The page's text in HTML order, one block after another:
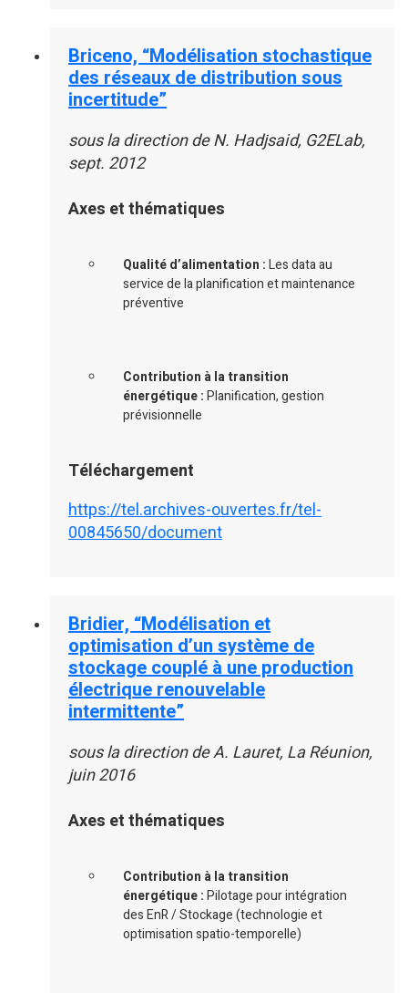
Briceno, “Modélisation stochastique
des réseaux de distribution sous
incertitude”
sous la direction de N. Hadjsaid, G2ELab,
sept. 2012
Axes et thématiques
Qualité d’alimentation :Les data au
service de la planification et maintenance
préventive
Contribution à la transition
énergétique :Planification, gestion
prévisionnelle
Téléchargement
https://tel.archives-ouvertes.fr/tel-
00845650/document
Bridier, “Modélisation et
optimisation d’un système de
stockage couplé à une production
électrique renouvelable
intermittente”
sous la direction de A. Lauret, La Réunion,
juin 2016
Axes et thématiques
Contribution à la transition
énergétique :Pilotage pour intégration
des EnR / Stockage (technologie et
optimisation spatio-temporelle)